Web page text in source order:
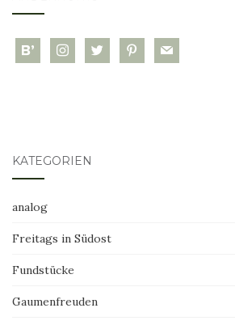
bloglovininstagramtwitter pinterest
mail
KATEGORIEN
analog
Freitags in Südost
Fundstücke
Gaumenfreuden